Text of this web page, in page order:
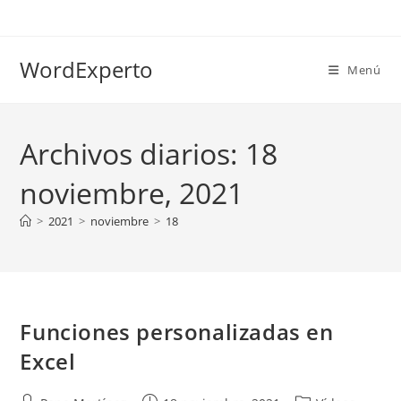
WordExperto Menú
Archivos diarios: 18
noviembre, 2021
> 2021 > noviembre > 18
Funciones personalizadas en
Excel